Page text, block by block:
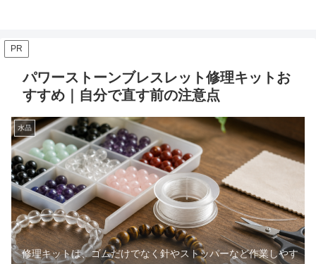
PR
パワーストーンブレスレット修理キットお
すすめ｜自分で直す前の注意点
水晶
修理キットは、ゴムだけでなく針やストッパーなど作業しやす